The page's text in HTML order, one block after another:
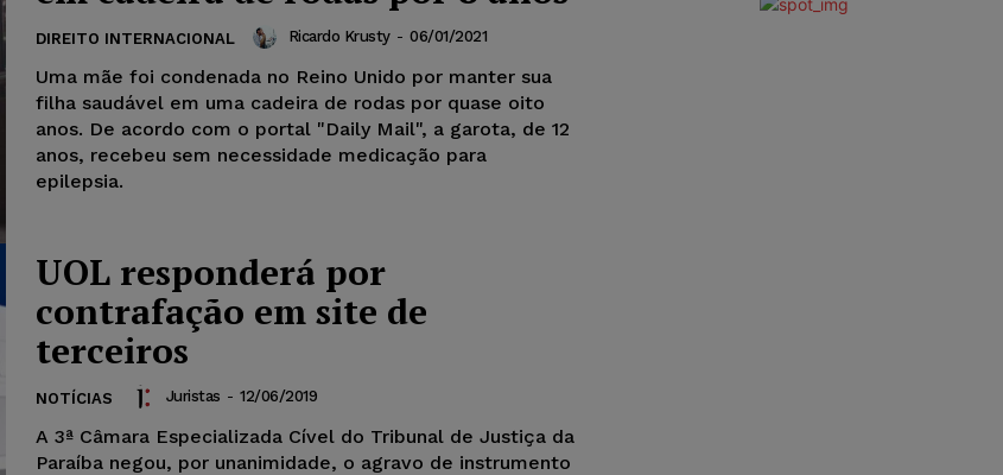
DIREITO INTERNACIONAL Ricardo Krusty - 06/01/2021
Uma mãe foi condenada no Reino Unido por manter sua
filha saudável em uma cadeira de rodas por quase oito
anos. De acordo com o portal "Daily Mail", a garota, de 12
anos, recebeu sem necessidade medicação para
epilepsia.
UOL responderá por
contrafação em site de
terceiros
NOTÍCIAS Juristas - 12/06/2019
A 3ª Câmara Especializada Cível do Tribunal de Justiça da
Paraíba negou, por unanimidade, o agravo de instrumento